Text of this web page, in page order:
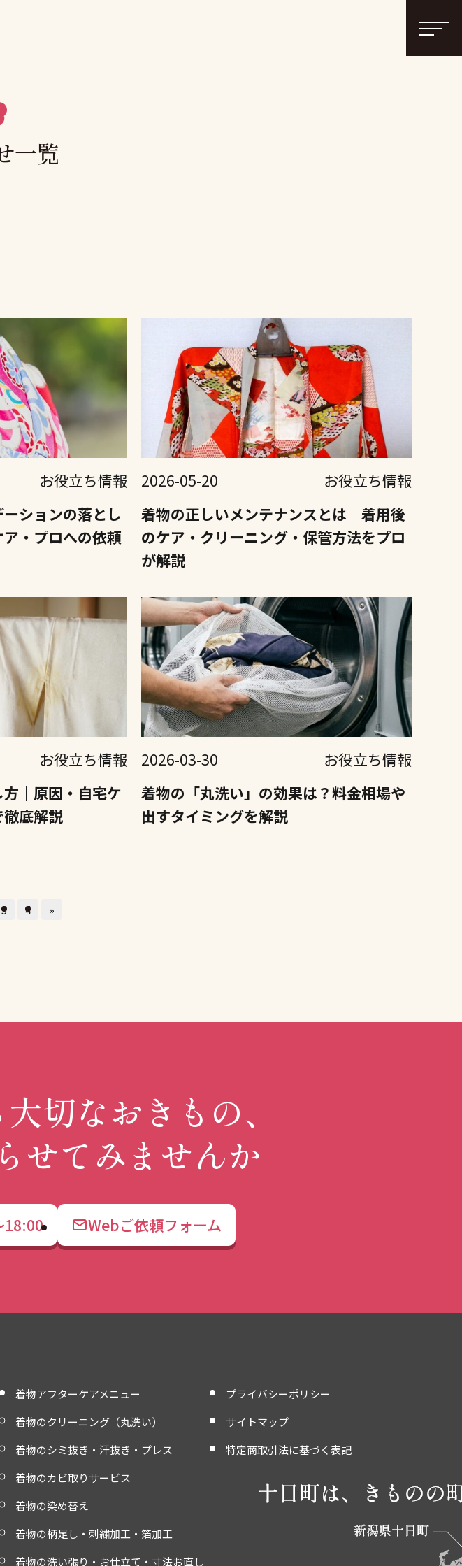
一覧
お役立ち情報
ションの落とし
・プロへの依頼
2026-05-20
お役立ち情報
着物の正しいメンテナンスとは｜着用後
のケア・クリーニング・保管方法をプロ
が解説
お役立ち情報
｜原因・自宅ケ
底解説
2026-03-30
お役立ち情報
着物の「丸洗い」の効果は？料金相場や
出すタイミングを解説
3 4 »
切なおきもの、
せてみませんか
18:00 Webご依頼フォーム
着物アフターケアメニュー
着物のクリーニング（丸洗い）
着物のシミ抜き・汗抜き・プレス
着物のカビ取りサービス
着物の染め替え
着物の柄足し・刺繍加工・箔加工
着物の洗い張り・お仕立て・寸法お直し
プライバシーポリシー
サイトマップ
特定商取引法に基づく表記